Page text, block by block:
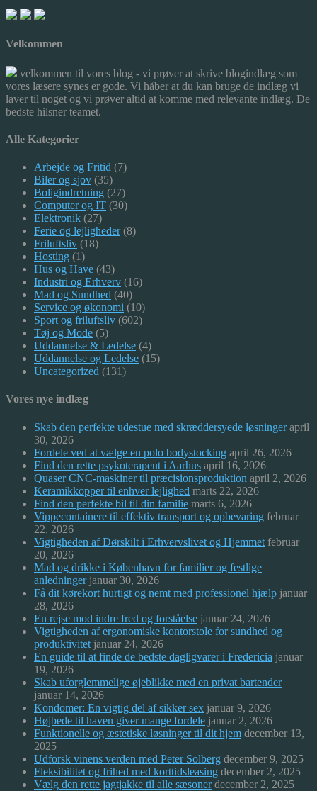
Velkommen
velkommen til vores blog - vi prøver at skrive blogindlæg som
vores læsere synes er gode. Vi håber at du kan bruge de indlæg vi
laver til noget og vi prøver altid at komme med relevante indlæg. De
bedste hilsner teamet.
Alle Kategorier
Arbejde og Fritid (7)
Biler og sjov (35)
Boligindretning (27)
Computer og IT (30)
Elektronik (27)
Ferie og lejligheder(8)
Friluftsliv (18)
Hosting (1)
Hus og Have (43)
Industri og Erhverv (16)
Mad og Sundhed (40)
Service og økonomi (10)
Sport og friluftsliv (602)
Tøj og Mode (5)
Uddannelse & Ledelse (4)
Uddannelse og Ledelse (15)
Uncategorized (131)
Vores nye indlæg
Skab den perfekte udestue med skræddersyede løsninger april
30, 2026
Fordele ved at vælge en polo bodystocking april 26, 2026
Find den rette psykoterapeut i Aarhus april 16, 2026
Quaser CNC-maskiner til præcisionsproduktion april 2, 2026
Keramikkopper til enhver lejlighed marts 22, 2026
Find den perfekte bil til din familie marts 6, 2026
Vippecontainere til effektiv transport og opbevaring februar
22, 2026
Vigtigheden af Dørskilt i Erhvervslivet og Hjemmet februar
20, 2026
Mad og drikke i København for familier og festlige
anledninger januar 30, 2026
Få dit kørekort hurtigt og nemt med professionel hjælp januar
28, 2026
En rejse mod indre fred og forståelse januar 24, 2026
Vigtigheden af ergonomiske kontorstole for sundhed og
produktivitet januar 24, 2026
En guide til at finde de bedste dagligvarer i Fredericia januar
19, 2026
Skab uforglemmelige øjeblikke med en privat bartender
januar 14, 2026
Kondomer: En vigtig del af sikker sex januar 9, 2026
Højbede til haven giver mange fordele januar 2, 2026
Funktionelle og æstetiske løsninger til dit hjem december 13,
2025
Udforsk vinens verden med Peter Solberg december 9, 2025
Fleksibilitet og frihed med korttidsleasing december 2, 2025
Vælg den rette jagtjakke til alle sæsoner december 2, 2025